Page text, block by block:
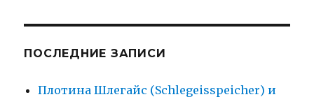
ПОСЛЕДНИЕ ЗАПИСИ
Плотина Шлегайс (Schlegeisspeicher) и